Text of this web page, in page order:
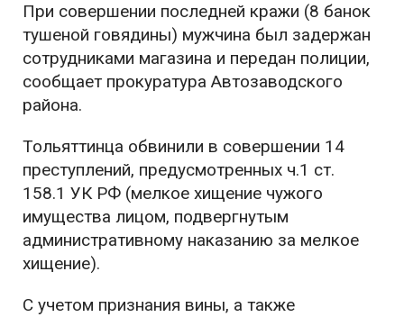
При совершении последней кражи (8 банок
тушеной говядины) мужчина был задержан
сотрудниками магазина и передан полиции,
сообщает прокуратура Автозаводского
района.
Тольяттинца обвинили в совершении 14
преступлений, предусмотренных ч.1 ст.
158.1 УК РФ (мелкое хищение чужого
имущества лицом, подвергнутым
административному наказанию за мелкое
хищение).
С учетом признания вины, а также